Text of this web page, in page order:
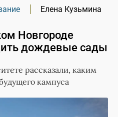
Елена Кузьмина
Новгороде
дождевые сады
рассказали, каким
кампуса